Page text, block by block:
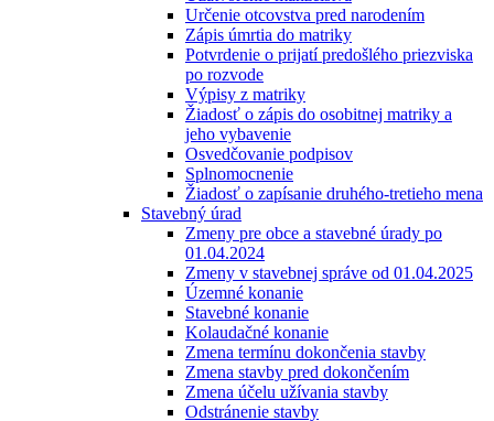
Určenie otcovstva pred narodením
Zápis úmrtia do matriky
Potvrdenie o prijatí predošlého priezviska
po rozvode
Výpisy z matriky
Žiadosť o zápis do osobitnej matriky a
jeho vybavenie
Osvedčovanie podpisov
Splnomocnenie
Žiadosť o zapísanie druhého-tretieho mena
Stavebný úrad
Zmeny pre obce a stavebné úrady po
01.04.2024
Zmeny v stavebnej správe od 01.04.2025
Územné konanie
Stavebné konanie
Kolaudačné konanie
Zmena termínu dokončenia stavby
Zmena stavby pred dokončením
Zmena účelu užívania stavby
Odstránenie stavby